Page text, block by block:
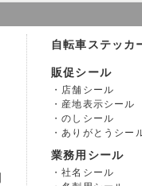
自転車ステッカ
販促シール
店舗シール
産地表示シール
のしシール
ありがとうシー
業務用シール
社名シール